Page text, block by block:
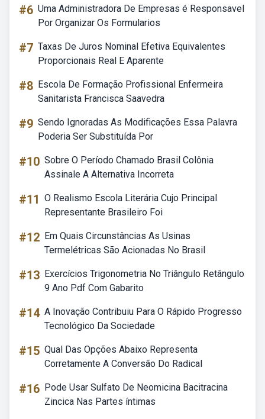
#6 Uma Administradora De Empresas é Responsavel
Por Organizar Os Formularios
#7 Taxas De Juros Nominal Efetiva Equivalentes
Proporcionais Real E Aparente
#8 Escola De Formação Profissional Enfermeira
Sanitarista Francisca Saavedra
#9 Sendo Ignoradas As Modificações Essa Palavra
Poderia Ser Substituída Por
#10 Sobre O Período Chamado Brasil Colônia
Assinale A Alternativa Incorreta
#11 O Realismo Escola Literária Cujo Principal
Representante Brasileiro Foi
#12 Em Quais Circunstâncias As Usinas
Termelétricas São Acionadas No Brasil
#13 Exercícios Trigonometria No Triângulo Retângulo
9 Ano Pdf Com Gabarito
#14 A Inovação Contribuiu Para O Rápido Progresso
Tecnológico Da Sociedade
#15 Qual Das Opções Abaixo Representa
Corretamente A Conversão Do Radical
#16 Pode Usar Sulfato De Neomicina Bacitracina
Zincica Nas Partes íntimas